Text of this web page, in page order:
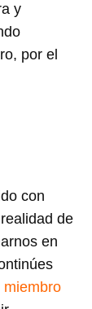
de
y
por el
con
de
en
miembro